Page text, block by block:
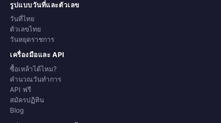
รูปแบบวันที่และตัวเลข
วันที่ไทย
ตัวเลขไทย
วันหยุดราชการ
เครื่องมือและ API
ซื้อเหล้าได้ไหม?
คำนวณวันทำการ
API ฟรี
สมัครปฏิทิน
Blog